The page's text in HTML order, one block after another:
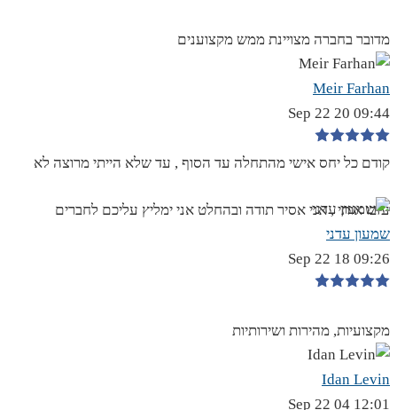
מדובר בחברה מצויינת ממש מקצוענים
Meir Farhan
09:44 20 Sep 22
קודם כל יחס אישי מהתחלה עד הסוף , עד שלא הייתי מרוצה לא
עזבו אותי , אני אסיר תודה ובהחלט אני ימליץ עליכם לחברים
שמעון עדני
09:26 18 Sep 22
מקצועיות, מהירות ושירותיות
Idan Levin
12:01 04 Sep 22